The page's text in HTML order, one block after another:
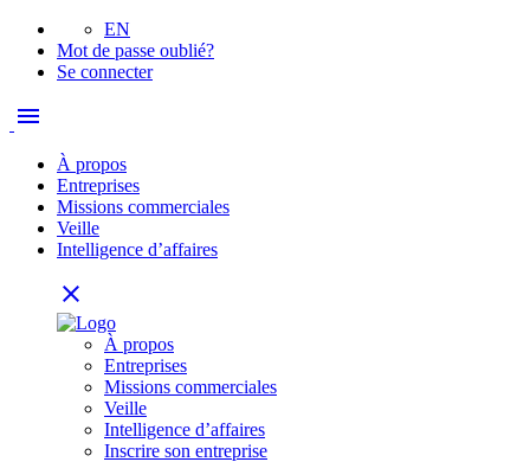
EN
Mot de passe oublié?
Se connecter
menu
À propos
Entreprises
Missions commerciales
Veille
Intelligence d’affaires
close
À propos
Entreprises
Missions commerciales
Veille
Intelligence d’affaires
Inscrire son entreprise